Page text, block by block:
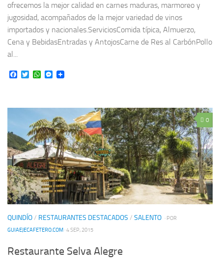
ofrecemos la mejor calidad en carnes maduras, marmoreo y
jugosidad, acompañados de la mejor variedad de vinos
importados y nacionales.ServiciosComida típica, Almuerzo,
Cena y BebidasEntradas y AntojosCarne de Res al CarbónPollo
al...
Facebook
TwitterWhatsApp
Messenger
0
QUINDÍO/ RESTAURANTES DESTACADOS / SALENTO · POR
GUIAEJECAFETERO.COM · 4 SEP, 2015
Restaurante Selva Alegre